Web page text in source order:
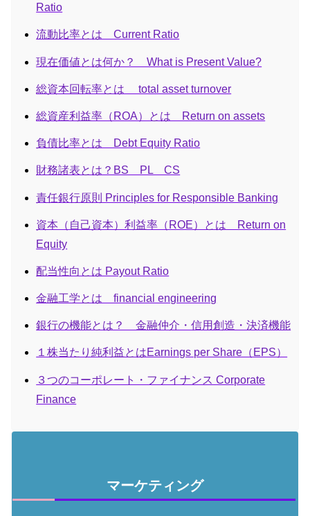
Ratio
流動比率とは Current Ratio
現在価値とは何か？ What is Present Value?
総資本回転率とは total asset turnover
総資産利益率（ROA）とは Return on assets
負債比率とは Debt Equity Ratio
財務諸表とは？BS PL CS
責任銀行原則 Principles for Responsible Banking
資本（自己資本）利益率（ROE）とは Return on
Equity
配当性向とは Payout Ratio
金融工学とは financial engineering
銀行の機能とは？ 金融仲介・信用創造・決済機能
１株当たり純利益とはEarnings per Share（EPS）
３つのコーポレート・ファイナンス Corporate
Finance
マーケティング